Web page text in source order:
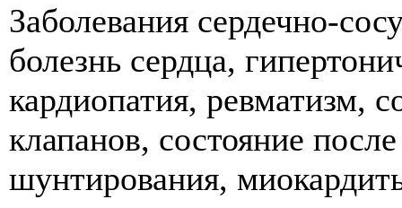
Заболевания сердечно-
болезнь сердца,
кардиопатия, ревматизм,
клапанов, состояние
шунтирования,